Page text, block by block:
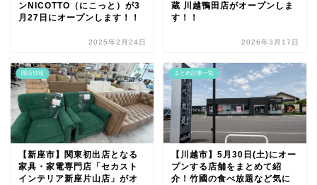
ンNICOTTO（にこっと）が3
月27日にオープンします！！
2025年2月24日
蔵 川越鴨田店がオープンしま
す！！
2026年3月17日
開店情報
【新座市】関東初出店となる
家具・家電専門店「セカスト
インテリア新座片山店」がオ
まとめ記事一覧
【川越市】5月30日(土)にオー
プンする店舗をまとめて紹
介！竹國の食べ放題など気に